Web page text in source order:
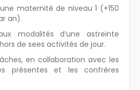
maternité de niveau 1 (+150
an).
modalités d’une astreinte
de sees activités de jour.
en collaboration avec les
présentes et les confrères